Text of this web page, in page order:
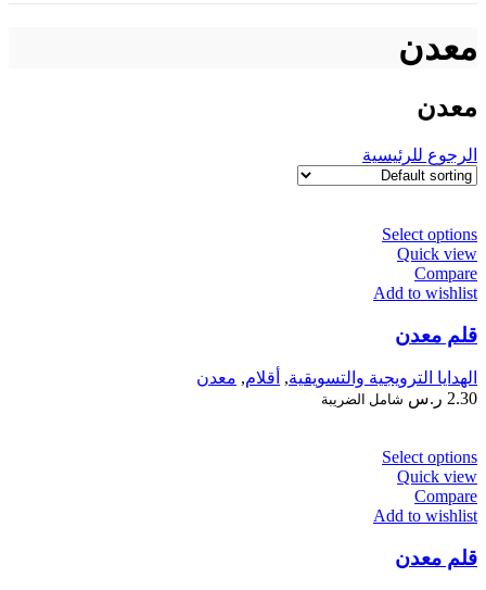
معدن
معدن
الرجوع للرئيسية
Select options
Quick view
Compare
Add to wishlist
قلم معدن
الهدايا الترويجية والتسويقية, أقلام, معدن
2.30 ر.س شامل الضريبة
Select options
Quick view
Compare
Add to wishlist
قلم معدن